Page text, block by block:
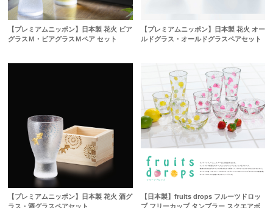
【プレミアムニッポン】日本製 花火 ビア
グラスＭ・ビアグラスＭペア セット
【プレミアムニッポン】日本製 花火 オー
ルドグラス・オールドグラスペアセット
【プレミアムニッポン】日本製 花火 酒グ
ラス・酒グラスペアセット
【日本製】fruits drops フルーツドロッ
プ フリーカップ タンブラー スクエアボ